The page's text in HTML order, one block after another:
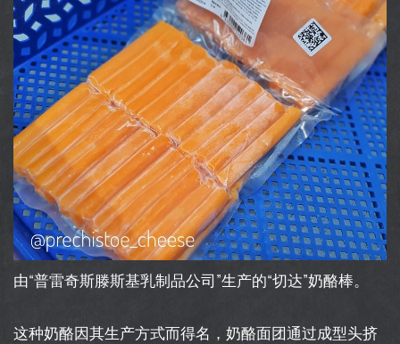
由“普雷奇斯滕斯基乳制品公司”生产的“切达”奶酪棒。
这种奶酪因其生产方式而得名，奶酪面团通过成型头挤